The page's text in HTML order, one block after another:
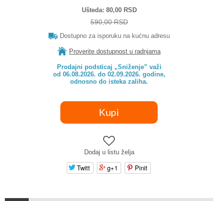
Ušteda 80,00 RSD
590,00 RSD
Dostupno za isporuku na kućnu adresu
Proverite dostupnost u radnjama
Prodajni podsticaj „Sniženje” važi
od 06.08.2026. do 02.09.2026. godine,
odnosno do isteka zaliha.
Dodaj u listu želja
Twitt g+1 Pinit